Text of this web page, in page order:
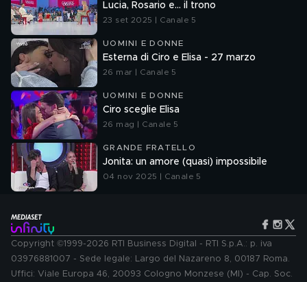
Lucia, Rosario e... il trono
23 set 2025 | Canale 5
UOMINI E DONNE
Esterna di Ciro e Elisa - 27 marzo
26 mar | Canale 5
UOMINI E DONNE
Ciro sceglie Elisa
26 mag | Canale 5
GRANDE FRATELLO
Jonita: un amore (quasi) impossibile
04 nov 2025 | Canale 5
Copyright ©1999-2026 RTI Business Digital - RTI S.p.A.: p. iva
03976881007 - Sede legale: Largo del Nazareno 8, 00187 Roma.
Uffici: Viale Europa 46, 20093 Cologno Monzese (MI) - Cap. Soc.